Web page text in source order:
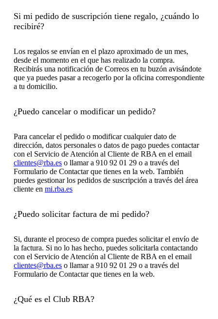
Si mi pedido de suscripción tiene regalo, ¿cuándo lo
recibiré?
Los regalos se envían en el plazo aproximado de un mes,
desde el momento en el que has realizado la compra.
Recibirás una notificación de Correos en tu buzón avisándote
que ya puedes pasar a recogerlo por la oficina correspondiente
a tu domicilio.
¿Puedo cancelar o modificar un pedido?
Para cancelar el pedido o modificar cualquier dato de
dirección, datos personales o datos de pago puedes contactar
con el Servicio de Atención al Cliente de RBA en el email
clientes@rba.es o llamar a 910 92 01 29 o a través del
Formulario de Contactar que tienes en la web. También
puedes gestionar los pedidos de suscripción a través del área
cliente en mi.rba.es
¿Puedo solicitar factura de mi pedido?
Si, durante el proceso de compra puedes solicitar el envío de
la factura. Si no lo has hecho, puedes solicitarla contactando
con el Servicio de Atención al Cliente de RBA en el email
clientes@rba.es o llamar a 910 92 01 29 o a través del
Formulario de Contactar que tienes en la web.
¿Qué es el Club RBA?